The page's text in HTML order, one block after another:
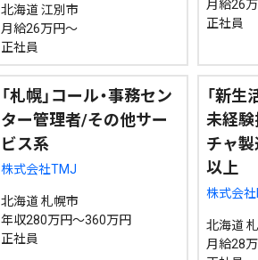
北海道 江別市
月給26万円～
正社員
月給26
正社員
「札幌」コール・事務セン
ター管理者/その他サー
ビス系
株式会社TMJ
北海道 札幌市
年収280万円～360万円
正社員
「新生
未経
チャ
以上
株式会社
北海道
月給28